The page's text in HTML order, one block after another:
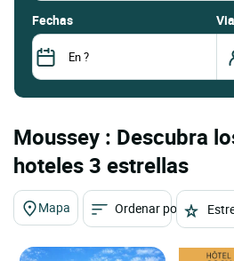
fechas
Moussey : Descubra
hoteles 3 estrellas
Mapa Ordenar por